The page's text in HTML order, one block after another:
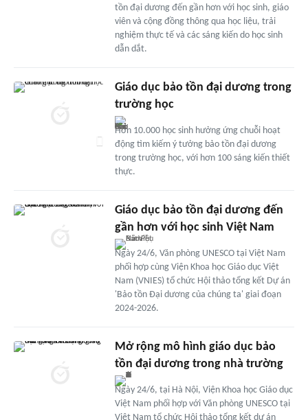
tồn đại dương đến gần hơn với học sinh, giáo
viên và cộng đồng thông qua học liệu, trải
nghiệm thực tế và các sáng kiến do học sinh
dẫn dắt.
Giáo dục bảo tồn đại dương trong
trường học
Hơn 10.000 học sinh hưởng ứng chuỗi hoạt
động tìm kiếm ý tưởng bảo tồn đại dương
trong trường học, với hơn 100 sáng kiến thiết
thực.
Giáo dục bảo tồn đại dương đến
gần hơn với học sinh Việt Nam
Ngày 24/6, Văn phòng UNESCO tại Việt Nam
phối hợp cùng Viện Khoa học Giáo dục Việt
Nam (VNIES) tổ chức Hội thảo tổng kết Dự án
'Bảo tồn Đại dương của chúng ta' giai đoạn
2024-2026.
Mở rộng mô hình giáo dục bảo
tồn đại dương trong nhà trường
Ngày 24/6, tại Hà Nội, Viện Khoa học Giáo dục
Việt Nam phối hợp với Văn phòng UNESCO tại
Việt Nam tổ chức Hội thảo tổng kết dự án